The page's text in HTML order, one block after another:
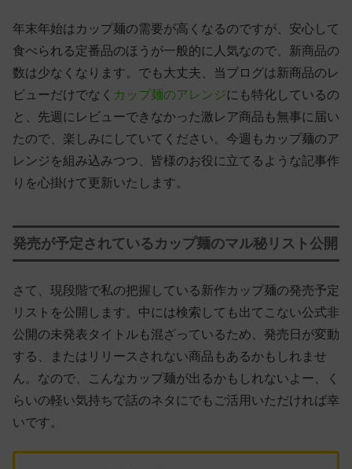
年末年始はカップ麺の需要が高くなるのですが、安心して
食べられる定番品のほうが一般的に人気なので、新商品の
数は少なくなります。でも大丈夫、当ブログは新商品のレ
ビューだけでなく カップ麺のアレンジにも特化しているの
と、先週にレビューできなかった激レア商品も無事に届い
たので、楽しみにしていてください。今週もカップ麺のア
レンジを組み込みつつ、皆様のお役に立てるような記事作
りを心掛けて更新いたします。
発売が予定されているカップ麺のマル秘リスト公開
さて、現段階で私の把握している新作カップ麺の発売予定
リストを公開します。中には検索しても出てこない公式非
公開の未発表タイトルも混ざっているため、発売日が変動
する、またはリリースされない商品もあるかもしれませ
ん。なので、こんなカップ麺が出るかもしれないよー、く
らいの軽い気持ちで話のネタにでもご活用いただければ幸
いです。